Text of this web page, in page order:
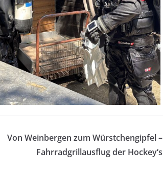
Von Weinbergen zum Würstchengipfel –
Fahrradgrillausflug der Hockey‘s